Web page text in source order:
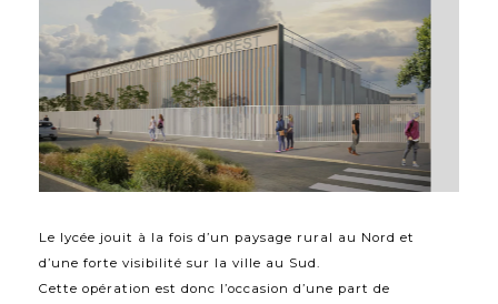
Le lycée jouit à la fois d’un paysage rural au Nord et
d’une forte visibilité sur la ville au Sud.
Cette opération est donc l’occasion d’une part de